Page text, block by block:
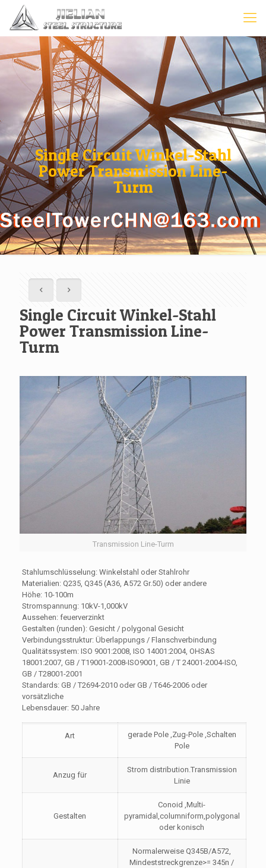
Single Circuit Winkel-Stahl
Power Transmission Line-
Turm
Single Circuit Winkel-Stahl
Power Transmission Line-
Turm
Transmission Line-Turm
Stahlumschlüsselung: Winkelstahl oder Stahlrohr
Materialien: Q235, Q345 (A36, A572 Gr.50) oder andere
Höhe: 10-100m
Stromspannung: 10kV-1,000kV
Aussehen: feuerverzinkt
Gestalten (runden): Gesicht / polygonal Gesicht
Verbindungsstruktur: Überlappungs / Flanschverbindung
Qualitätssystem: ISO 9001:2008, ISO 14001:2004, OHSAS
18001:2007, GB / T19001-2008-ISO9001, GB / T 24001-2004-ISO,
GB / T28001-2001
Standards: GB / T2694-2010 oder GB / T646-2006 oder
vorsätzliche
Lebensdauer: 50 Jahre
Art
gerade Pole ,Zug-Pole ,Schalten
Pole
Anzug für
Strom distribution.Transmission
Linie
Gestalten
Conoid ,Multi-
pyramidal,columniform,polygonal
oder konisch
Normalerweise Q345B/A572,
Mindeststreckgrenze>= 345n /